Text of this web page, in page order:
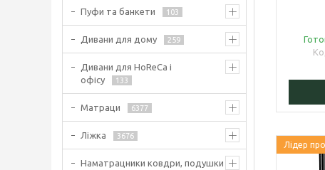
Лідер
Пуфи та банкети 103
Дивани для дому 259
Дивани для HoReCa і
офісу
133
Матраци 6377
Ліжка 3676
Наматрацники ковдри, подушки